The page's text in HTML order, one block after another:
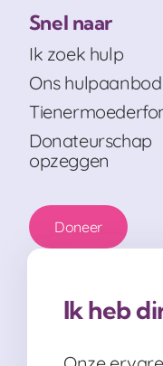
Snel naar
Ik zoek hulp
Ons hulpaanbod
Donateurschap
opzeggen
Doneer
Ik heb